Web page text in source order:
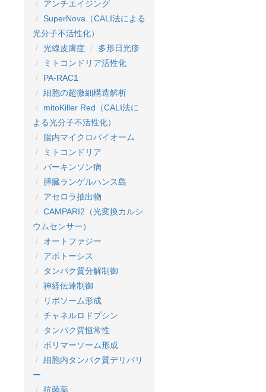
アンチエイジング
SuperNova（CALI法による
光分子不活性化）
光線皮膚症
多形日光疹
ミトコンドリア活性化
PA-RAC1
細胞の超微細構造解析
mitoKiller Red（CALI法に
よる光分子不活性化）
腸内マイクロバイオーム
ミトコンドリア
パーキンソン病
膵臓ランゲルハンス島
アセロラ抽出物
CAMPARI2（光変換カルシ
ウムセンサー）
オートファジー
アポトーシス
タンパク質分解制御
神経伝達制御
リポソーム形成
チャネルロドプシン
タンパク質恒常性
ポリマーソーム形成
細胞内タンパク質デリバリ
ー
抗菌薬